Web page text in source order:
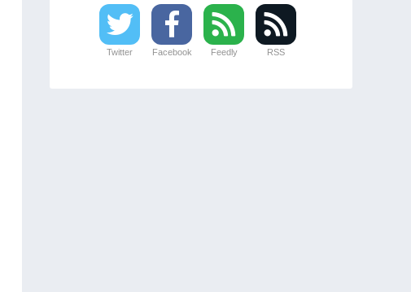
Twitter Facebook Feedly RSS